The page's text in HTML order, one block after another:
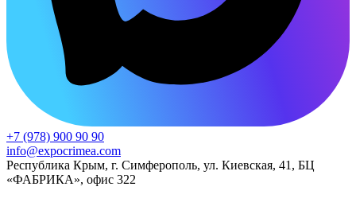
+7 (978) 900 90 90
info@expocrimea.com
Республика Крым, г. Симферополь, ул. Киевская, 41, БЦ
«ФАБРИКА», офис 322